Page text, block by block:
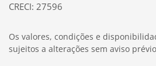
CRECI: 27596
Os valores, condições e
sujeitos a alterações sem aviso